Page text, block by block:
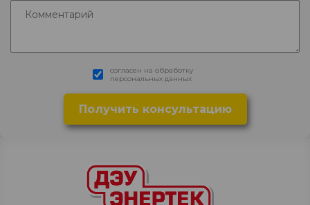
согласен на обработку
персональных данных